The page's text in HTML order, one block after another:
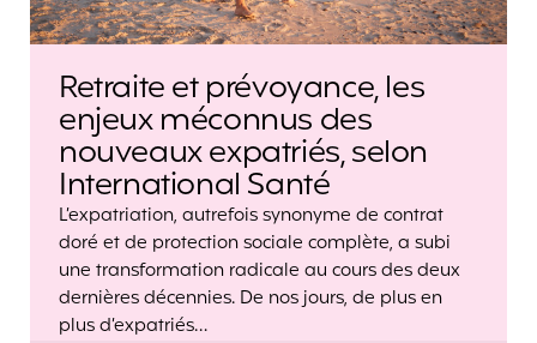
Retraite et prévoyance, les
enjeux méconnus des
nouveaux expatriés, selon
International Santé
L’expatriation, autrefois synonyme de contrat
doré et de protection sociale complète, a subi
une transformation radicale au cours des deux
dernières décennies. De nos jours, de plus en
plus d’expatriés…